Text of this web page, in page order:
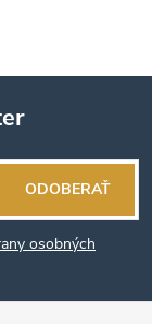
osobných
ODOBERAŤ